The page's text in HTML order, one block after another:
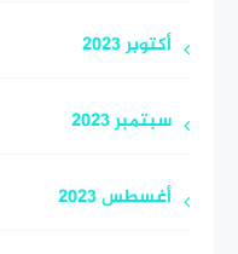
أكتوبر 2023
سبتمبر 2023
أغسطس 2023